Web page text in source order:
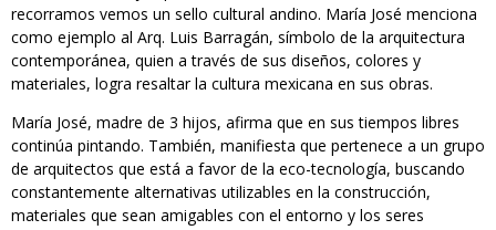
recorramos vemos un sello cultural andino. María José menciona
como ejemplo al Arq. Luis Barragán, símbolo de la arquitectura
contemporánea, quien a través de sus diseños, colores y
materiales, logra resaltar la cultura mexicana en sus obras.
María José, madre de 3 hijos, afirma que en sus tiempos libres
continúa pintando. También, manifiesta que pertenece a un grupo
de arquitectos que está a favor de la eco-tecnología, buscando
constantemente alternativas utilizables en la construcción,
materiales que sean amigables con el entorno y los seres